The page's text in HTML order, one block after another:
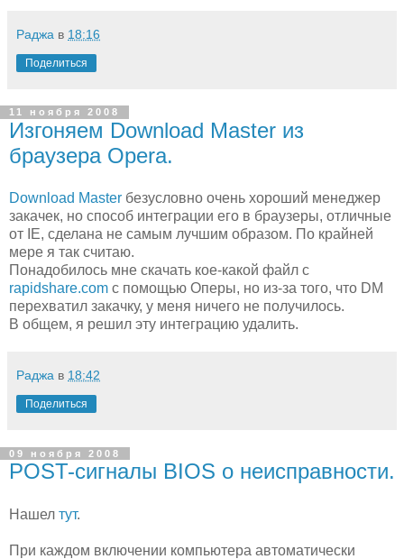
Раджа в 18:16
Поделиться
11 ноября 2008
Изгоняем Download Master из
браузера Opera.
Download Master безусловно очень хороший менеджер
закачек, но способ интеграции его в браузеры, отличные
от IE, сделана не самым лучшим образом. По крайней
мере я так считаю.
Понадобилось мне скачать кое-какой файл с
rapidshare.com с помощью Оперы, но из-за того, что DM
перехватил закачку, у меня ничего не получилось.
В общем, я решил эту интеграцию удалить.
Раджа в 18:42
Поделиться
09 ноября 2008
POST-сигналы BIOS о неисправности.
Нашел тут.
При каждом включении компьютера автоматически